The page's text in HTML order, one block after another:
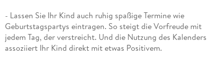
- Lassen Sie Ihr Kind auch ruhig spaßige Termine wie
Geburtstagspartys eintragen. So steigt die Vorfreude mit
jedem Tag, der verstreicht. Und die Nutzung des Kalenders
assoziiert Ihr Kind direkt mit etwas Positivem.